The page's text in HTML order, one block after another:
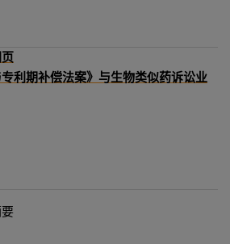
利期补偿法案》与生物类似药诉讼业
要